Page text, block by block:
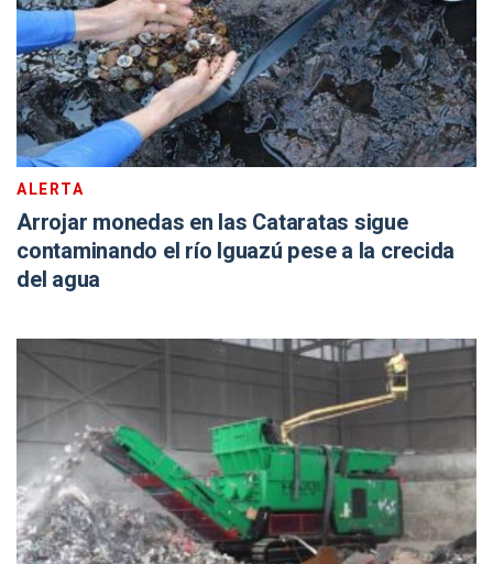
ALERTA
Arrojar monedas en las Cataratas sigue
contaminando el río Iguazú pese a la crecida
del agua